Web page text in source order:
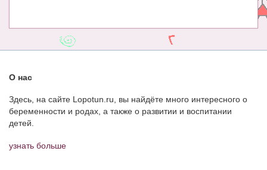
КОНКУРСЫ
БЕРЕМЕННОСТЬ
О нас
Здесь, на сайте Lopotun.ru, вы найдёте много интересного о
беременности и родах, а также о развитии и воспитании
детей.
узнать больше